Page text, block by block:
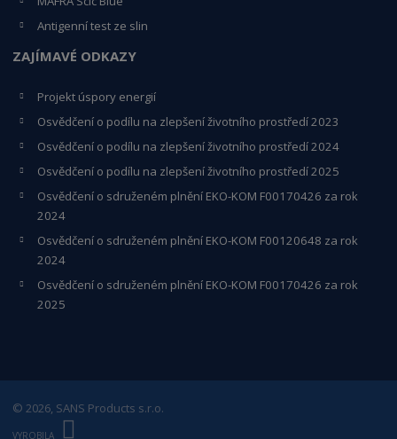
Antigenní test ze slin
ZAJÍMAVÉ ODKAZY
Projekt úspory energií
Osvědčení o podílu na zlepšení životního prostředí 2023
Osvědčení o podílu na zlepšení životního prostředí 2024
Osvědčení o podílu na zlepšení životního prostředí 2025
Osvědčení o sdruženém plnění EKO-KOM F00170426 za rok
2024
Osvědčení o sdruženém plnění EKO-KOM F00120648 za rok
2024
Osvědčení o sdruženém plnění EKO-KOM F00170426 za rok
2025
© 2026, SANS Products s.r.o.
VYROBILA